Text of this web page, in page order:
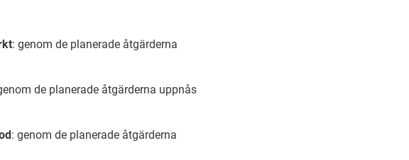
: genom de planerade åtgärderna
de planerade åtgärderna uppnås
: genom de planerade åtgärderna